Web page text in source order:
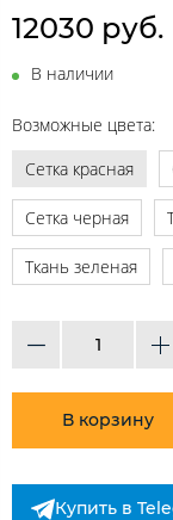
12030 руб.
В наличии
Возможные цвета:
Сетка красная
Сетка черная
Ткань зеленая
В корзину
Купить в